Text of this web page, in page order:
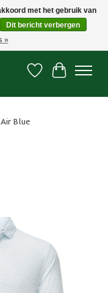
Golfshop in Dordrecht is
Verlanglijst
Blue
met het gebruik van
Dit bericht verbergen
»